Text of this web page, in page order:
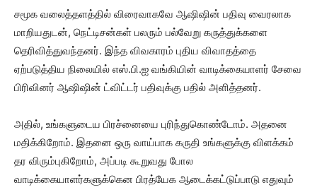
சமூக வலைத்தளத்தில் விரைவாகவே ஆஷிஷின் பதிவு வைரலாக
மாறியதுடன், நெட்டிசன்கள் பலரும் பல்வேறு கருத்துக்களை
தெரிவித்துவந்தனர். இந்த விவகாரம் புதிய விவாதத்தை
ஏற்படுத்திய நிலையில் எஸ்.பி.ஐ வங்கியின் வாடிக்கையாளர் சேவை
பிரிவினர் ஆஷிஷின் ட்விட்டர் பதிவுக்கு பதில் அளித்தனர்.
அதில், உங்களுடைய பிரச்னையை புரிந்துகொண்டோம். அதனை
மதிக்கிறோம். இதனை ஒரு வாய்பாக கருதி உங்களுக்கு விளக்கம்
தர விரும்புகிறோம், அப்படி கூறுவது போல
வாடிக்கையாளர்களுக்கென பிரத்யேக ஆடைக்கட்டுப்பாடு எதுவும்